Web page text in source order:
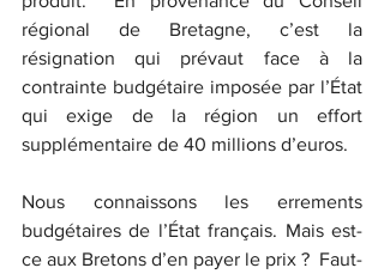
régional de Bretagne, c’est la
résignation qui prévaut face à la
contrainte budgétaire imposée par l’État
qui exige de la région un effort
supplémentaire de 40 millions d’euros.
Nous connaissons les errements
budgétaires de l’État français. Mais est-
ce aux Bretons d’en payer le prix ?  Faut-